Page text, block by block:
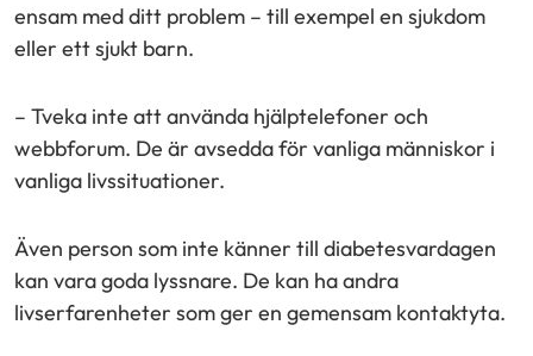
ensam med ditt problem – till exempel en sjukdom
eller ett sjukt barn.
– Tveka inte att använda hjälptelefoner och
webbforum. De är avsedda för vanliga människor i
vanliga livssituationer.
Även person som inte känner till diabetesvardagen
kan vara goda lyssnare. De kan ha andra
livserfarenheter som ger en gemensam kontaktyta.